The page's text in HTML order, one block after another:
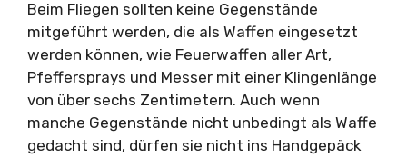
Beim Fliegen sollten keine Gegenstände
mitgeführt werden, die als Waffen eingesetzt
werden können, wie Feuerwaffen aller Art,
Pfeffersprays und Messer mit einer Klingenlänge
von über sechs Zentimetern. Auch wenn
manche Gegenstände nicht unbedingt als Waffe
gedacht sind, dürfen sie nicht ins Handgepäck